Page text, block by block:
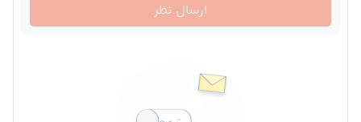
ارسال نظر